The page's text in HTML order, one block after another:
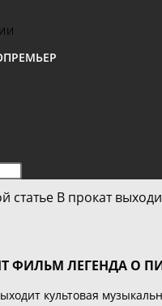
Нажмите
клавишу
Escape,
панель
ФИЛЬМ ЛЕГЕНДА О
культовая